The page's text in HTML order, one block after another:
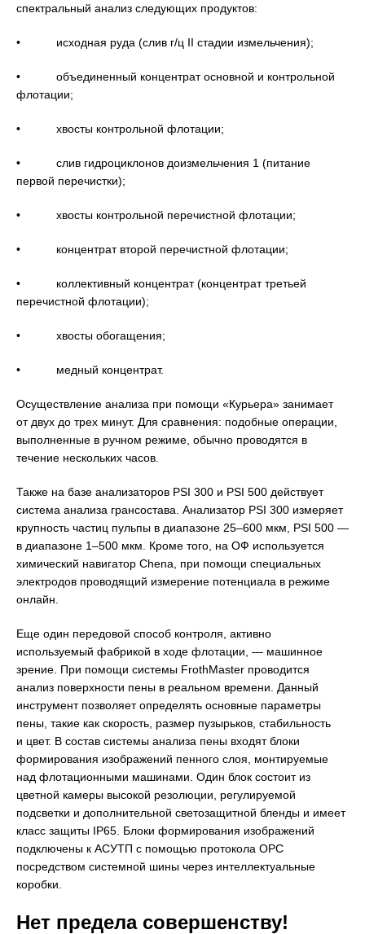
спектральный анализ следующих продуктов:
• исходная руда (слив г/ц II стадии измельчения);
• объединенный концентрат основной и контрольной
флотации;
• хвосты контрольной флотации;
• слив гидроциклонов доизмельчения 1 (питание
первой перечистки);
• хвосты контрольной перечистной флотации;
• концентрат второй перечистной флотации;
• коллективный концентрат (концентрат третьей
перечистной флотации);
• хвосты обогащения;
• медный концентрат.
Осуществление анализа при помощи «Курьера» занимает
от двух до трех минут. Для сравнения: подобные операции,
выполненные в ручном режиме, обычно проводятся в
течение нескольких часов.
Также на базе анализаторов PSI 300 и PSI 500 действует
система анализа грансостава. Анализатор PSI 300 измеряет
крупность частиц пульпы в диапазоне 25–600 мкм, PSI 500 —
в диапазоне 1–500 мкм. Кроме того, на ОФ используется
химический навигатор Chena, при помощи специальных
электродов проводящий измерение потенциала в режиме
онлайн.
Еще один передовой способ контроля, активно
используемый фабрикой в ходе флотации, — машинное
зрение. При помощи системы FrothMaster проводится
анализ поверхности пены в реальном времени. Данный
инструмент позволяет определять основные параметры
пены, такие как скорость, размер пузырьков, стабильность
и цвет. В состав системы анализа пены входят блоки
формирования изображений пенного слоя, монтируемые
над флотационными машинами. Один блок состоит из
цветной камеры высокой резолюции, регулируемой
подсветки и дополнительной светозащитной бленды и имеет
класс защиты IP65. Блоки формирования изображений
подключены к АСУТП с помощью протокола ОРС
посредством системной шины через интеллектуальные
коробки.
Нет предела совершенству!